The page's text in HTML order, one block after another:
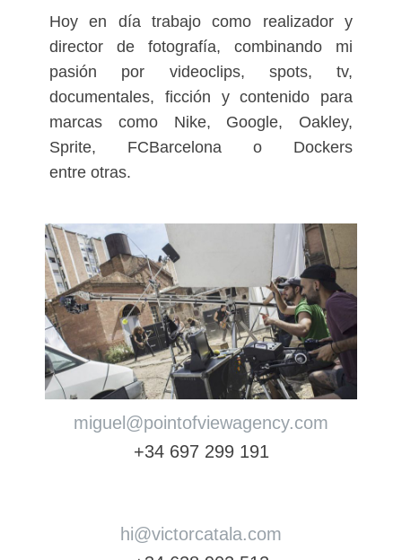
Hoy en día trabajo como realizador y
director de fotografía, combinando mi
pasión por videoclips, spots, tv,
documentales, ficción y contenido para
marcas como Nike, Google, Oakley,
Sprite, FCBarcelona o Dockers
entre otras.
miguel@pointofviewagency.com
+34 697 299 191
hi@victorcatala.com